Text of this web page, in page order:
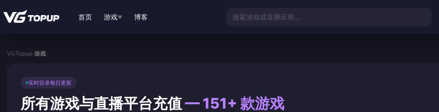
首页 游戏▼ 博客 搜索游戏或直播应用...
VGTopup›游戏
实时目录每日更新
所有游戏与直播平台充值— 151+ 款游戏